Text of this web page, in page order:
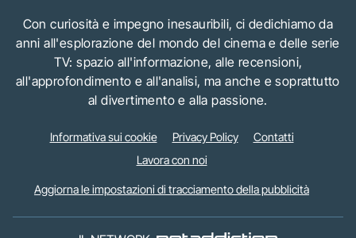
Con curiosità e impegno inesauribili, ci dedichiamo da
anni all'esplorazione del mondo del cinema e delle serie
TV: spazio all'informazione, alle recensioni,
all'approfondimento e all'analisi, ma anche e soprattutto
al divertimento e alla passione.
Informativa sui cookie Privacy Policy
Contatti
Lavora con noi
Aggiorna le impostazioni di tracciamento della pubblicità